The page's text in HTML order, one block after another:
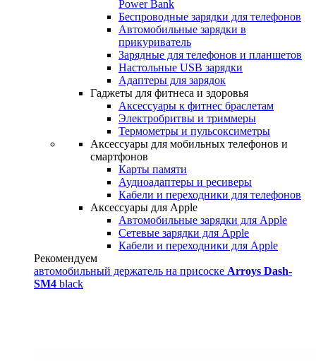
Power Bank
Беспроводные зарядки для телефонов
Автомобильные зарядки в
прикуриватель
Зарядные для телефонов и планшетов
Настольные USB зарядки
Адаптеры для зарядок
Гаджеты для фитнеса и здоровья
Аксессуары к фитнес браслетам
Электробритвы и триммеры
Термометры и пульсоксиметры
Аксессуары для мобильных телефонов и
смартфонов
Карты памяти
Аудиоадаптеры и ресиверы
Кабели и переходники для телефонов
Аксессуары для Apple
Автомобильные зарядки для Apple
Сетевые зарядки для Apple
Кабели и переходники для Apple
Рекомендуем
автомобильный держатель на присоске Arroys Dash-
SM4 black